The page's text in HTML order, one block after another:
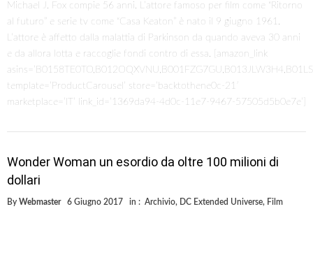
Michael J. Fox compie 56 anni. L’attore famoso per film come “Ritorno
al futuro” e serie tv come “Casa Keaton” è nato il 9 giugno 1961.
L’attore è affetto dalla malattia di Parkinson da quando aveva 30 anni
e da allora lotta e raccoglie fondi contro di essa. [amazon_link
template=’ProductCarousel’ store=’backtothene0c-21′
marketplace=’IT’ link_id=’1369da94-4d0c-11e7-9467-57505d5b0e7e’]
Wonder Woman un esordio da oltre 100 milioni di
dollari
By Webmaster 6 Giugno 2017 in : Archivio, DC Extended Universe, Film